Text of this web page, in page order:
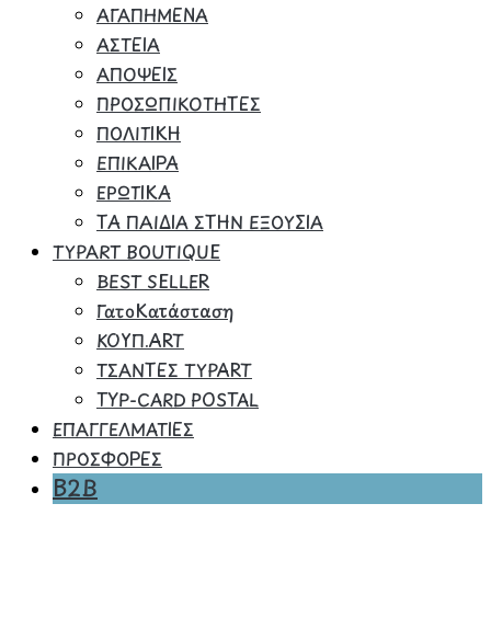
ΑΓΑΠΗΜΕΝΑ
ΑΣΤΕΙΑ
ΑΠΟΨΕΙΣ
ΠΡΟΣΩΠΙΚΟΤΗΤΕΣ
ΠΟΛΙΤΙΚΗ
ΕΠΙΚΑΙΡΑ
ΕΡΩΤΙΚΑ
ΤΑ ΠΑΙΔΙΑ ΣΤΗΝ ΕΞΟΥΣΙΑ
TYPART BOUTIQUE
BEST SELLER
ΓατοΚατάσταση
ΚΟΥΠ.ART
ΤΣΑΝΤΕΣ TYPART
TYP-CARD POSTAL
ΕΠΑΓΓΕΛΜΑΤΙΕΣ
ΠΡΟΣΦΟΡΕΣ
B2B